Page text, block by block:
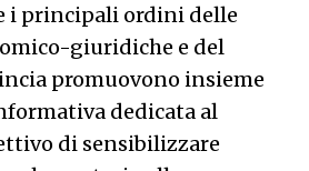
i principali ordini delle
giuridiche e del
promuovono insieme
dedicata al
di sensibilizzare